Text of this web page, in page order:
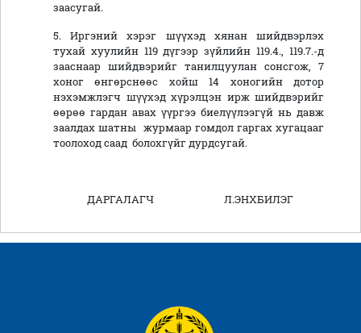
заасугай.
5. Иргэний хэрэг шүүхэд хянан шийдвэрлэх
тухай хуулийн 119 дүгээр зүйлийн 119.4., 119.7.-д
зааснаар шийдвэрийг танилцуулан сонсгож, 7
хоног өнгөрснөөс хойш 14 хоногийн дотор
нэхэмжлэгч шүүхэд хүрэлцэн ирж шийдвэрийг
өөрөө гардан авах үүргээ биелүүлээгүй нь давж
заалдах шатны журмаар гомдол гаргах хугацааг
тоолоход саад болохгүйг дурдсугай.
ДАРГАЛАГЧ Л.ЭНХБИЛЭГ